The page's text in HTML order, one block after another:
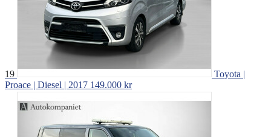
19
Toyota |
Proace | Diesel | 2017 149.000 kr